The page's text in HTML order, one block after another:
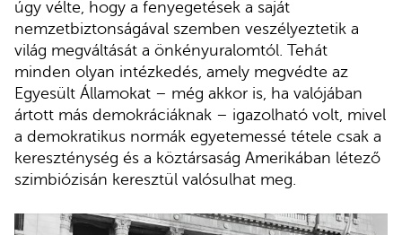
úgy vélte, hogy a fenyegetések a saját
nemzetbiztonságával szemben veszélyeztetik a
világ megváltását a önkényuralomtól. Tehát
minden olyan intézkedés, amely megvédte az
Egyesült Államokat – még akkor is, ha valójában
ártott más demokráciáknak – igazolható volt, mivel
a demokratikus normák egyetemessé tétele csak a
kereszténység és a köztársaság Amerikában létező
szimbiózisán keresztül valósulhat meg.